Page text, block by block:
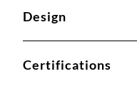
Design
Certifications